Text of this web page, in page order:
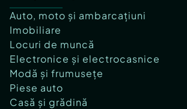
Auto, moto și ambarcațiuni
Imobiliare
Locuri de muncă
Electronice și electrocasnice
Modă și frumusețe
Piese auto
Casă și grădină